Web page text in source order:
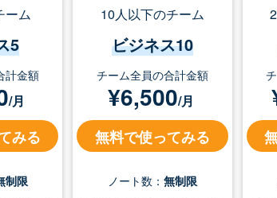
ーム
5
計金額
/月
みる
制限
10人以下のチーム
ビジネス10
チーム全員の合計金額
¥6,500/月
無料で使ってみる
ノート数： 無制限